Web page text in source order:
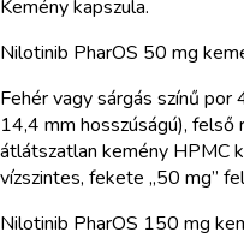
Kemény kapszula.
Nilotinib PharOS 50 mg
Fehér vagy sárgás színű
14,4 mm hosszúságú), felső
átlátszatlan kemény HPMC
vízszintes, fekete „50 mg”
Nilotinib PharOS 150 mg